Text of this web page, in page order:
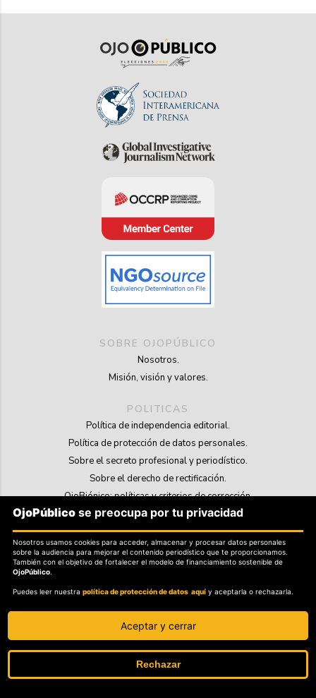
SOBRE OJOPÚBLICO
Nosotros.
Misión, visión y valores.
POLITICAS
Política de independencia editorial.
Política de protección de datos personales.
Sobre el secreto profesional y periodístico.
Sobre el derecho de rectificación.
OjoBiónico: políticas y criterios de corrección.
Sobre libertad de información frente a pedidos de retiro de contenidos.
SOSTENIBILIDAD
La Tienda de OjoPúblico.
OjoLab.
OjoPúblico se preocupa por tu privacidad
Nosotros usamos cookies para acceder, almacenar y procesar datos personales
sobre la audiencia para mejorar el contenido periodístico que te proporcionamos.
También con el objetivo de fortalecer el modelo de financiamiento sostenible de
OjoPúblico.
Puedes leer nuestrapolítica de protección de datos aquí y aceptarla o rechazarla.
Aceptar y cerrar
Rechazar